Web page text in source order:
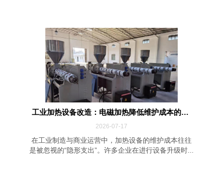
工业加热设备改造：电磁加热降低维护成本的四...
2026-07-17
在工业制造与商业运营中，加热设备的维护成本往往
是被忽视的“隐形支出”。许多企业在进行设备升级时...